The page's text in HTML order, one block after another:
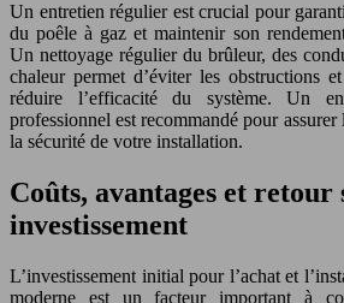
Un entretien régulier est crucial pour
du poêle à gaz et maintenir son
Un nettoyage régulier du brûleur, des
chaleur permet d’éviter les obstructions
réduire l’efficacité du système. Un
professionnel est recommandé pour
la sécurité de votre installation.
Coûts, avantages et retour
investissement
L’investissement initial pour l’achat et
moderne est un facteur important à